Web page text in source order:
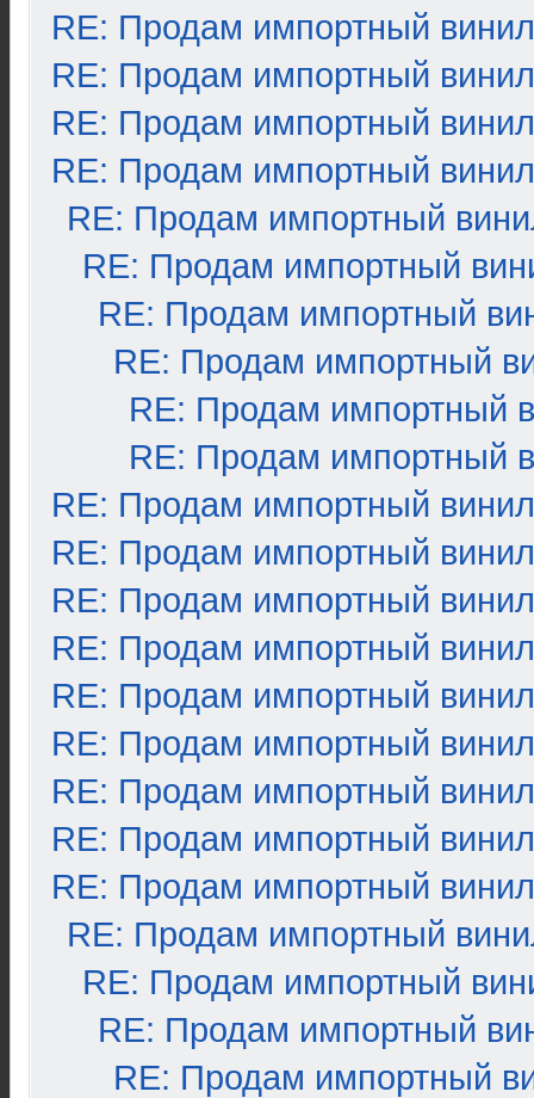
RE: Продам импортный винил
RE: Продам импортный винил
RE: Продам импортный винил
RE: Продам импортный винил
RE: Продам импортный
RE: Продам импортный
RE: Продам импортный
RE: Продам импортный
RE: Продам импортный
RE: Продам импортный
RE: Продам импортный винил
RE: Продам импортный винил
RE: Продам импортный винил
RE: Продам импортный винил
RE: Продам импортный винил
RE: Продам импортный винил
RE: Продам импортный винил
RE: Продам импортный винил
RE: Продам импортный винил
RE: Продам импортный
RE: Продам импортный
RE: Продам импортный
RE: Продам импортный